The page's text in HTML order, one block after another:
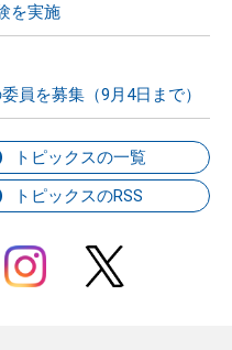
を実施
員を募集（9月4日まで）
トピックスの一覧
トピックスのRSS